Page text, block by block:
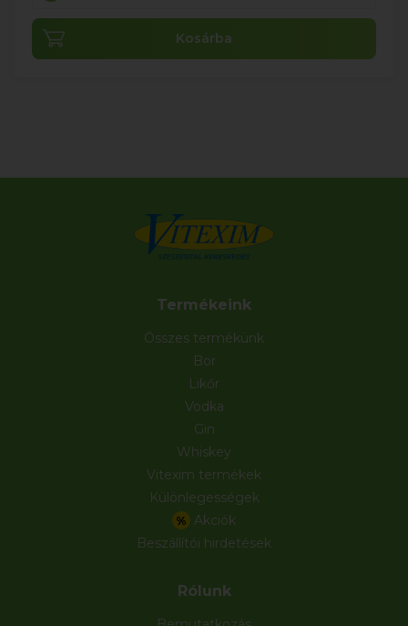
Kosárba
Termékeink
Összes termékünk
Bor
Likőr
Vodka
Gin
Whiskey
Vitexim termékek
Különlegességek
% Akciók
Beszállítói hirdetések
Rólunk